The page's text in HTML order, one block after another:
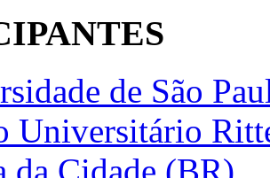
de São
Universitário